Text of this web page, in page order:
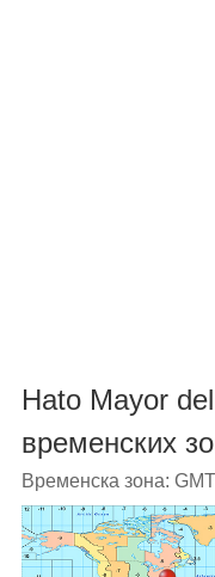
Hato Mayor
временских
Временска зона: